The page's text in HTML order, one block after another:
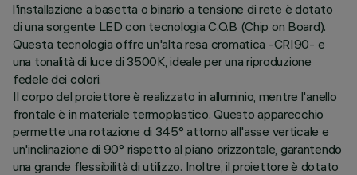
l'installazione a basetta o binario a tensione di rete è dotato
di una sorgente LED con tecnologia C.O.B (Chip on Board).
Questa tecnologia offre un'alta resa cromatica -CRI90- e
una tonalità di luce di 3500K, ideale per una riproduzione
fedele dei colori.
Il corpo del proiettore è realizzato in alluminio, mentre l'anello
frontale è in materiale termoplastico. Questo apparecchio
permette una rotazione di 345° attorno all'asse verticale e
un'inclinazione di 90° rispetto al piano orizzontale, garantendo
una grande flessibilità di utilizzo. Inoltre, il proiettore è dotato